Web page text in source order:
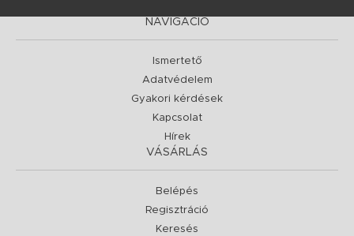
NAVIGÁCIÓ
Ismertető
Adatvédelem
Gyakori kérdések
Kapcsolat
Hírek
VÁSÁRLÁS
Belépés
Regisztráció
Keresés